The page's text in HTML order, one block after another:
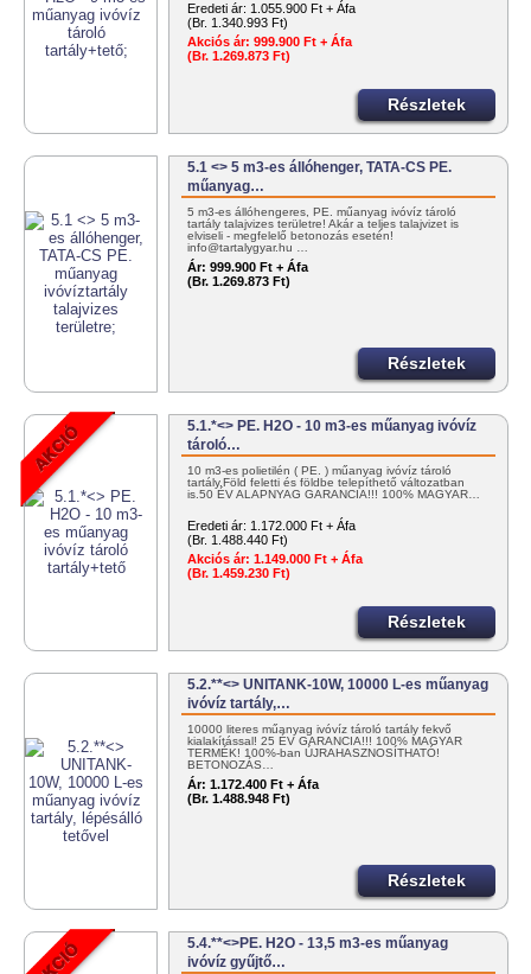
Eredeti ár: 1.055.900 Ft + Áfa
(Br. 1.340.993 Ft)
Akciós ár: 999.900 Ft + Áfa
(Br. 1.269.873 Ft)
Részletek
5.1 <> 5 m3-es állóhenger, TATA-CS PE.
műanyag…
5 m3-es állóhengeres, PE. műanyag ivóvíz tároló
tartály talajvizes területre! Akár a teljes talajvizet is
elviseli - megfelelő betonozás esetén!
info@tartalygyar.hu …
Ár: 999.900 Ft + Áfa
(Br. 1.269.873 Ft)
Részletek
5.1.*<> PE. H2O - 10 m3-es műanyag ivóvíz
tároló…
10 m3-es polietilén ( PE. ) műanyag ivóvíz tároló
tartály.Föld feletti és földbe telepíthető változatban
is.50 ÉV ALAPNYAG GARANCIA!!! 100% MAGYAR…
Eredeti ár: 1.172.000 Ft + Áfa
(Br. 1.488.440 Ft)
Akciós ár: 1.149.000 Ft + Áfa
(Br. 1.459.230 Ft)
Részletek
5.2.**<> UNITANK-10W, 10000 L-es műanyag
ivóvíz tartály,…
10000 literes műanyag ivóvíz tároló tartály fekvő
kialakítással! 25 ÉV GARANCIA!!! 100% MAGYAR
TERMÉK! 100%-ban ÚJRAHASZNOSÍTHATÓ!
BETONOZÁS…
Ár: 1.172.400 Ft + Áfa
(Br. 1.488.948 Ft)
Részletek
5.4.**<>PE. H2O - 13,5 m3-es műanyag
ivóvíz gyűjtő…